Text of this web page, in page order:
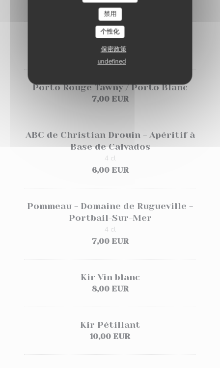
禁用
个性化
保密政策
undefined
7,00 EUR
Ricard
6,00 EUR
Porto Rouge Tawny / Porto Blanc
7,00 EUR
ABC de Christian Drouin - Apéritif à
Base de Calvados
4 cl
6,00 EUR
Pommeau - Domaine de Rugueville -
Portbail-Sur-Mer
4 cl
7,00 EUR
Kir Vin blanc
8,00 EUR
Kir Pétillant
10,00 EUR